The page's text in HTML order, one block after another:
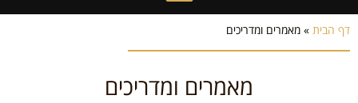
דף הבית » מאמרים ומדריכים
מאמרים ומדריכים